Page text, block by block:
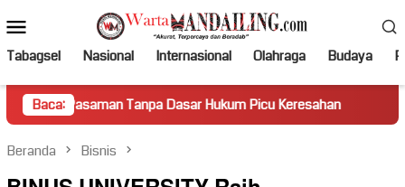
ke
kontenMobile
Tabagsel Nasional Internasional Olahraga Budaya
Baca:
Tanpa Dasar Hukum Picu Keresahan Truk Miring
Beranda Bisnis